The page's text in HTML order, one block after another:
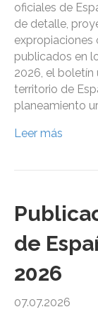
oficiales de
de detalle,
expropiaciones
publicados en
2026, el boletín
territorio de
planeamiento
Leer más
de
2026
07.07.2026